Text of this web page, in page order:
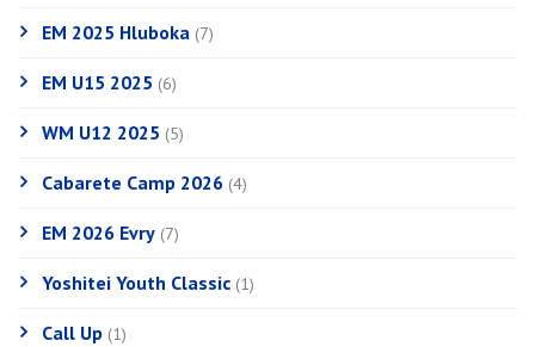
EM 2025 Hluboka (7)
EM U15 2025 (6)
WM U12 2025 (5)
Cabarete Camp 2026 (4)
EM 2026 Evry (7)
Yoshitei Youth Classic (1)
Call Up (1)